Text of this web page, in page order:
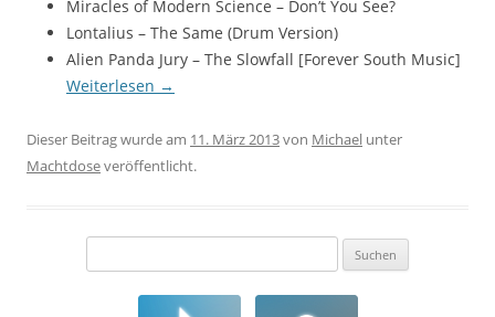
Miracles of Modern Science – Don’t You See?
Lontalius – The Same (Drum Version)
Alien Panda Jury – The Slowfall [Forever South Music]
Weiterlesen →
Dieser Beitrag wurde am 11. März 2013von Michael unter
Machtdoseveröffentlicht.